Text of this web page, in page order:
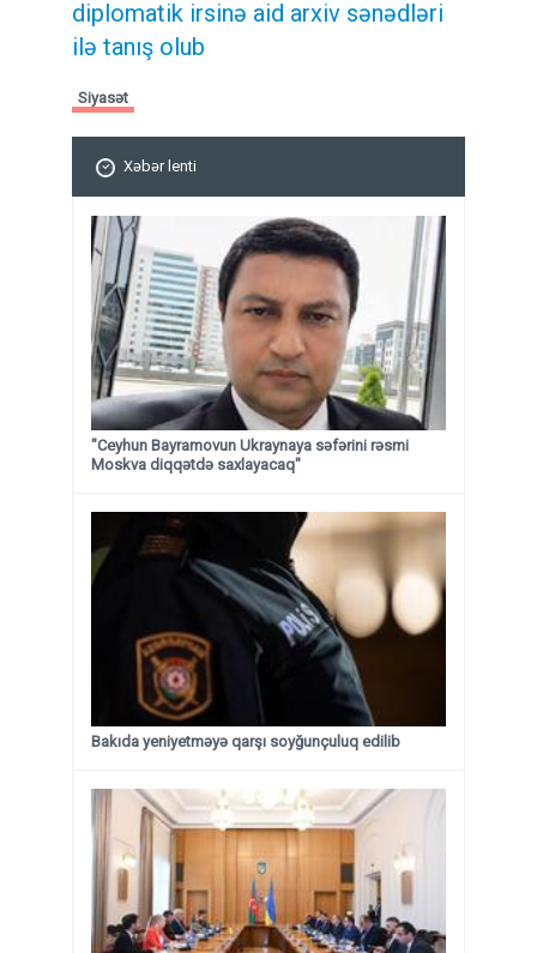
diplomatik irsinə aid arxiv sənədləri
ilə tanış olub
Siyasət
Xəbər lenti
"Ceyhun Bayramovun Ukraynaya səfərini rəsmi
Moskva diqqətdə saxlayacaq"
Bakıda yeniyetməyə qarşı soyğunçuluq edilib